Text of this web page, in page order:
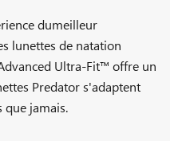
dumeilleur
lunettes de natation
Ultra-Fit™ offre un
Predator s'adaptent
que jamais.